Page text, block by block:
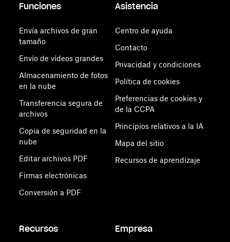
Funciones
Envía archivos de gran
tamaño
Envío de vídeos grandes
Almacenamiento de fotos
en la nube
Transferencia segura de
archivos
Copia de seguridad en la
nube
Editar archivos PDF
Firmas electrónicas
Conversión a PDF
Asistencia
Centro de ayuda
Contacto
Privacidad y condiciones
Política de cookies
Preferencias de cookies y
de la CCPA
Principios relativos a la IA
Mapa del sitio
Recursos de aprendizaje
Recursos Empresa